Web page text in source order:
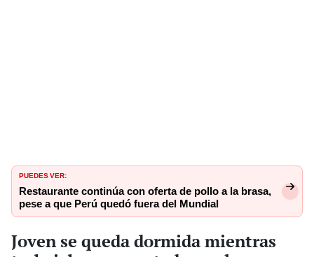
PUEDES VER:
Restaurante continúa con oferta de pollo a la brasa,
pese a que Perú quedó fuera del Mundial
Joven se queda dormida mientras